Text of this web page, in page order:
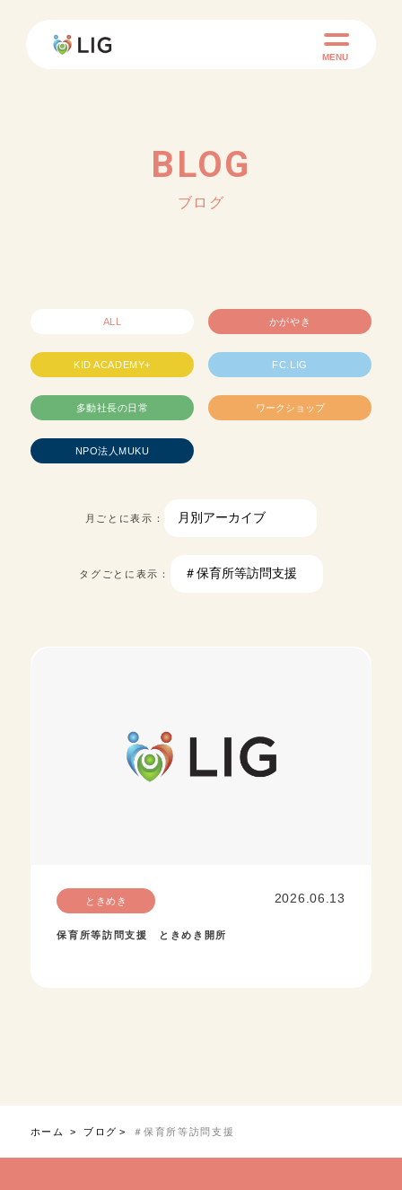
MENU
BLOG
ブログ
ALL かがやき
KID ACADEMY+ FC.LIG
多動社長の日常 ワークショップ
NPO法人MUKU
月ごとに表示：
タグごとに表示：
ときめき 2026.06.13
保育所等訪問支援 ときめき開所
ホーム ブログ ＃保育所等訪問支援